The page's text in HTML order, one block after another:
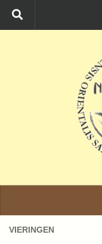
Ga naar de inhoud
VIERINGEN